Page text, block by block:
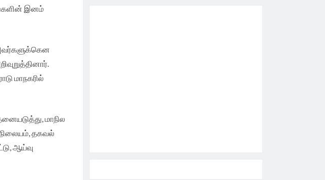
இனம்
மாநகரில்
மாநில
தகவல்
ஆய்வு